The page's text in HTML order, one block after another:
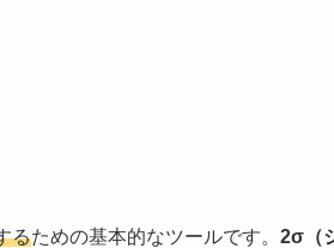
るための基本的なツールです。 2σ（